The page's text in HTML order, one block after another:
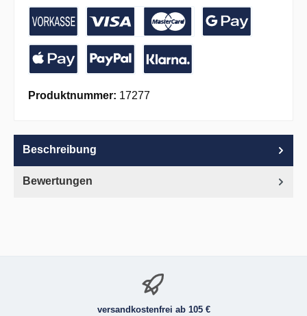
Vorkasse / Banküberweisung
Kreditkarte
Produktnummer: 17277
Beschreibung
Bewertungen
versandkostenfrei ab 105 €